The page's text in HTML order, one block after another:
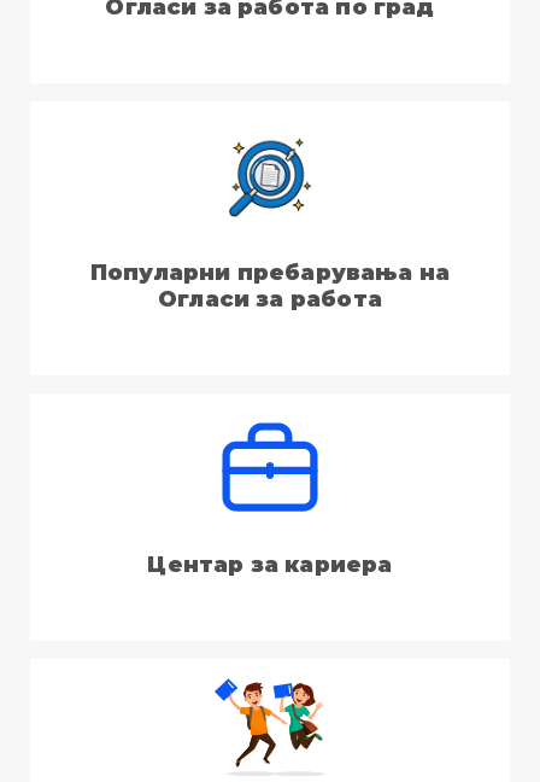
Огласи за работа по град
Популарни пребарувања на
Огласи за работа
Центар за кариера